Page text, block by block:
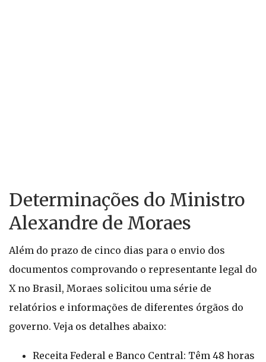
Determinações do Ministro
Alexandre de Moraes
Além do prazo de cinco dias para o envio dos
documentos comprovando o representante legal do
X no Brasil, Moraes solicitou uma série de
relatórios e informações de diferentes órgãos do
governo. Veja os detalhes abaixo:
Receita Federal e Banco Central: Têm 48 horas